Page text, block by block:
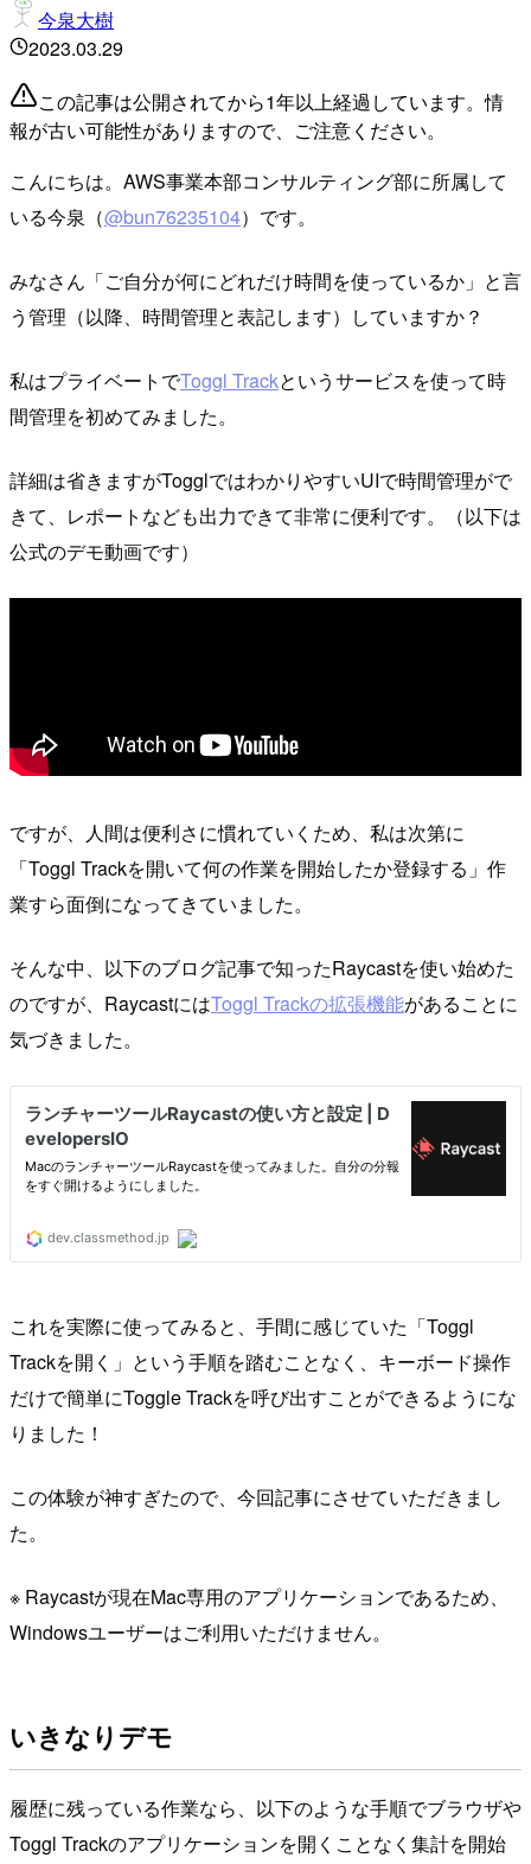
今泉大樹
2023.03.29
この記事は公開されてから1年以上経過しています。情
報が古い可能性がありますので、ご注意ください。
こんにちは。AWS事業本部コンサルティング部に所属して
いる今泉（@bun76235104）です。
みなさん「ご自分が何にどれだけ時間を使っているか」と言
う管理（以降、時間管理と表記します）していますか？
私はプライベートでToggl Trackというサービスを使って時
間管理を初めてみました。
詳細は省きますがTogglではわかりやすいUIで時間管理がで
きて、レポートなども出力できて非常に便利です。（以下は
公式のデモ動画です）
ですが、人間は便利さに慣れていくため、私は次第に
「Toggl Trackを開いて何の作業を開始したか登録する」作
業すら面倒になってきていました。
そんな中、以下のブログ記事で知ったRaycastを使い始めた
のですが、RaycastにはToggl Trackの拡張機能があることに
気づきました。
これを実際に使ってみると、手間に感じていた「Toggl
Trackを開く」という手順を踏むことなく、キーボード操作
だけで簡単にToggle Trackを呼び出すことができるようにな
りました！
この体験が神すぎたので、今回記事にさせていただきまし
た。
※ Raycastが現在Mac専用のアプリケーションであるため、
Windowsユーザーはご利用いただけません。
いきなりデモ
履歴に残っている作業なら、以下のような手順でブラウザや
Toggl Trackのアプリケーションを開くことなく集計を開始